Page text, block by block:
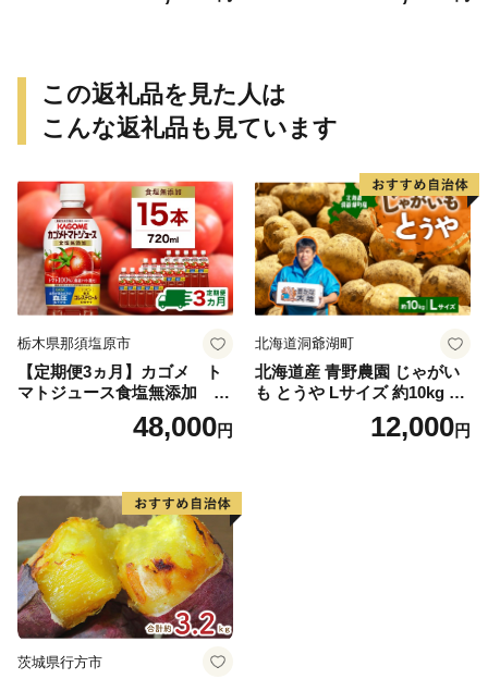
この返礼品を見た人は
こんな返礼品も見ています
栃木県那須塩原市
【定期便3ヵ月】カゴメ ト
マトジュース食塩無添加 72
0ml PET×15本 1ケース 毎月
届く 3ヵ月 3回コース ns001-
48,000円
北海道洞爺湖町
北海道産 青野農園 じゃがい
も とうや Lサイズ 約10kg 20
26年10月初旬～12月下旬頃お
届け 先行予約 北海道 ジャガ
12,000円
茨城県行方市